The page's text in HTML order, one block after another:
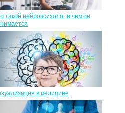
такой нейропсихолог и чем он
в медицине